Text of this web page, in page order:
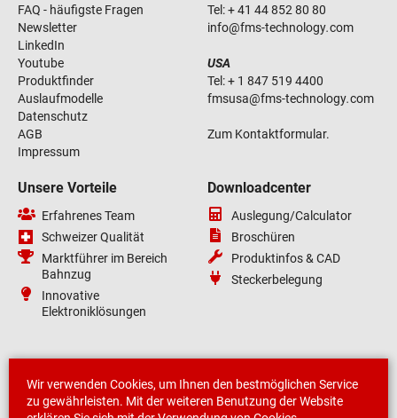
FAQ - häufigste Fragen
Newsletter
LinkedIn
Youtube
Produktfinder
Auslaufmodelle
Datenschutz
AGB
Impressum
Tel:+ 41 44 852 80 80
info@fms-technology.com
USA
Tel:+ 1 847 519 4400
fmsusa@fms-technology.com
Zum Kontaktformular.
Unsere Vorteile
Erfahrenes Team
Schweizer Qualität
Marktführer im Bereich
Bahnzug
Innovative
Elektroniklösungen
Downloadcenter
Auslegung/Calculator
Broschüren
Produktinfos & CAD
Steckerbelegung
Wir verwenden Cookies, um Ihnen den bestmöglichen Service
zu gewährleisten. Mit der weiteren Benutzung der Website